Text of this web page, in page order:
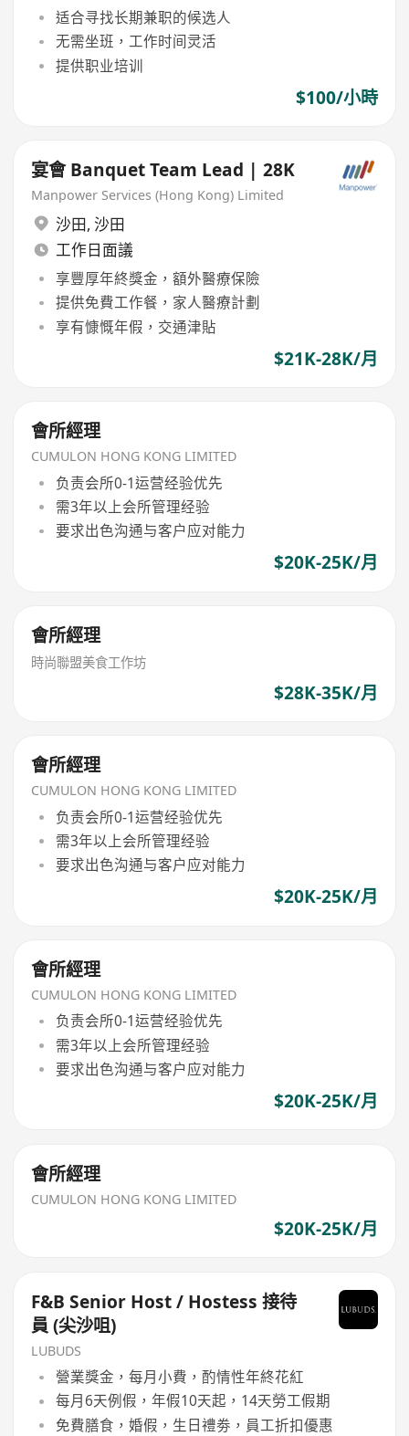
适合寻找长期兼职的候选人
无需坐班，工作时间灵活
提供职业培训
$100/小時
宴會 Banquet Team Lead | 28K
Manpower Services (Hong Kong) Limited
沙田, 沙田
工作日面議
享豐厚年終獎金，額外醫療保險
提供免費工作餐，家人醫療計劃
享有慷慨年假，交通津貼
$21K-28K/月
會所經理
CUMULON HONG KONG LIMITED
负责会所0-1运营经验优先
需3年以上会所管理经验
要求出色沟通与客户应对能力
$20K-25K/月
會所經理
時尚聯盟美食工作坊
$28K-35K/月
會所經理
CUMULON HONG KONG LIMITED
负责会所0-1运营经验优先
需3年以上会所管理经验
要求出色沟通与客户应对能力
$20K-25K/月
會所經理
CUMULON HONG KONG LIMITED
负责会所0-1运营经验优先
需3年以上会所管理经验
要求出色沟通与客户应对能力
$20K-25K/月
會所經理
CUMULON HONG KONG LIMITED
$20K-25K/月
F&B Senior Host / Hostess 接待
員 (尖沙咀)
LUBUDS
營業獎金，每月小費，酌情性年終花紅
每月6天例假，年假10天起，14天勞工假期
免費膳食，婚假，生日禮劵，員工折扣優惠